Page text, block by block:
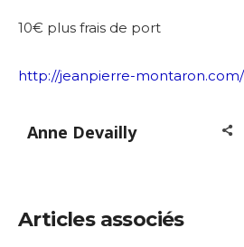
10€ plus frais de port
http://jeanpierre-montaron.com/
Anne Devailly
Articles associés